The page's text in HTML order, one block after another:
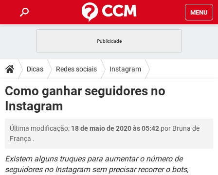
MENU
CELULAR FACEBOOK
OUTLOOK EXCEL
INSTAGRAM
DICAS
JOGOS WHATSAPP
CELULAR FACEBOOK
OUTLOOK
INSTAGRAM GMAIL
DOWNLOADS
JOGOS
OUTLOOK
INSTAGRAM GMAIL
GUIA DE COMPRAS
FÓRUM
JOGOS WHATSAPP
OUTLOOK EXCEL
GLOSSÁRIO
JOGOS WHATSAPP
CELULAR FACEBOOK
Dicas Redes sociais Instagram
Como ganhar seguidores no
Instagram
Última modificação: 18 de maio de 2020 às 05:42 por Bruna de
França .
Existem alguns truques para aumentar o número de
seguidores no Instagram sem precisar recorrer o bots,